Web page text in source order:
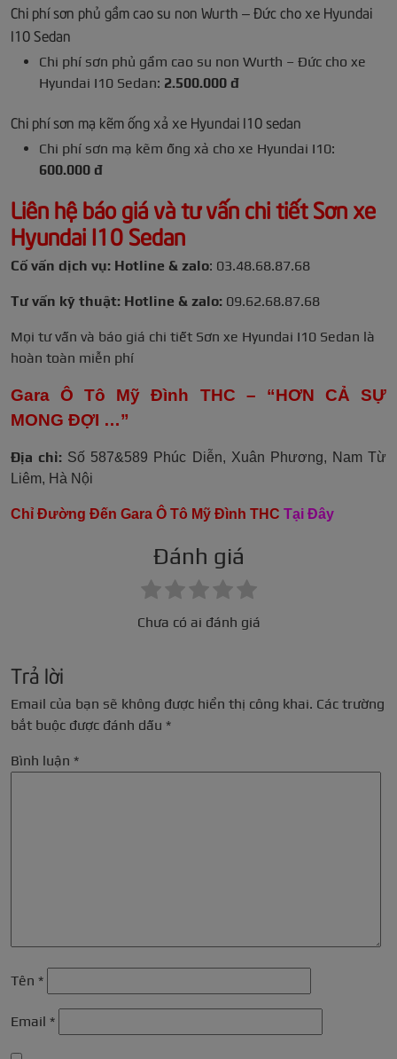
Chi phí sơn phủ gầm cao su non Wurth – Đức cho xe Hyundai
I10 Sedan
Chi phí sơn phủ gầm cao su non Wurth – Đức cho xe
Hyundai I10 Sedan: 2.500.000 đ
Chi phí sơn mạ kẽm ống xả xe Hyundai I10 sedan
Chi phí sơn mạ kẽm ống xả cho xe Hyundai I10:
600.000 đ
Liên hệ báo giá và tư vấn chi tiết Sơn xe
Hyundai I10 Sedan
Cố vấn dịch vụ: Hotline & zalo: 03.48.68.87.68
Tư vấn kỹ thuật: Hotline & zalo: 09.62.68.87.68
Mọi tư vấn và báo giá chi tiết Sơn xe Hyundai I10 Sedan là
hoàn toàn miễn phí
Gara Ô Tô Mỹ Đình THC – “HƠN CẢ SỰ
MONG ĐỢI …”
Địa chỉ: Số 587&589 Phúc Diễn, Xuân Phương, Nam Từ
Liêm, Hà Nội
Chỉ Đường Đến Gara Ô Tô Mỹ Đình THC Tại Đây
Đánh giá
Chưa có ai đánh giá
Trả lời
Email của bạn sẽ không được hiển thị công khai. Các trường
bắt buộc được đánh dấu *
Bình luận *
Tên *
Email *